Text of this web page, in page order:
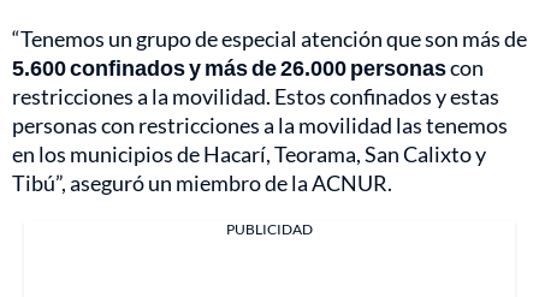
“Tenemos un grupo de especial atención que son más de
5.600 confinados y más de 26.000 personascon
restricciones a la movilidad. Estos confinados y estas
personas con restricciones a la movilidad las tenemos
en los municipios de Hacarí, Teorama, San Calixto y
Tibú”, aseguró un miembro de la ACNUR.
PUBLICIDAD